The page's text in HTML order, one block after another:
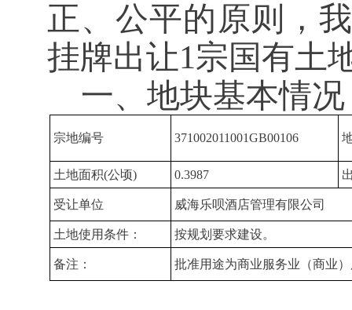
正、公平的原则
，
挂牌出让1宗国有土
一、 地块基本情况
宗地编号 371002011001GB00106
土地面积(公顷) 0.3987
受让单位 威海乐呗酒店管理有限公司
土地使用条件： 按规划要求建设。
备注： 批准用途为商业服务业（商业